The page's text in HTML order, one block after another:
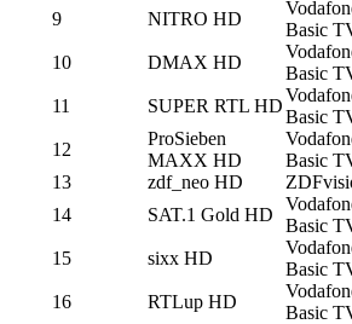
9 NITRO HD
Basic
10 DMAX HD
Basic
11 SUPER RTL HD
Basic
12
ProSieben
MAXX HD
Basic
13
zdf_neo HD
14
SAT.1 Gold HD
Basic
15 sixx HD
Basic
16 RTLup HD
Basic